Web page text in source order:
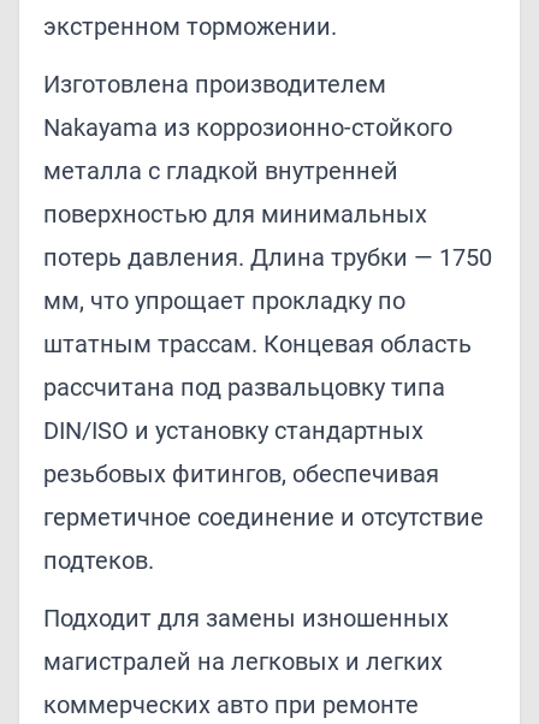
экстренном торможении.
Изготовлена производителем
Nakayama из коррозионно-стойкого
металла с гладкой внутренней
поверхностью для минимальных
потерь давления. Длина трубки — 1750
мм, что упрощает прокладку по
штатным трассам. Концевая область
рассчитана под развальцовку типа
DIN/ISO и установку стандартных
резьбовых фитингов, обеспечивая
герметичное соединение и отсутствие
подтеков.
Подходит для замены изношенных
магистралей на легковых и легких
коммерческих авто при ремонте